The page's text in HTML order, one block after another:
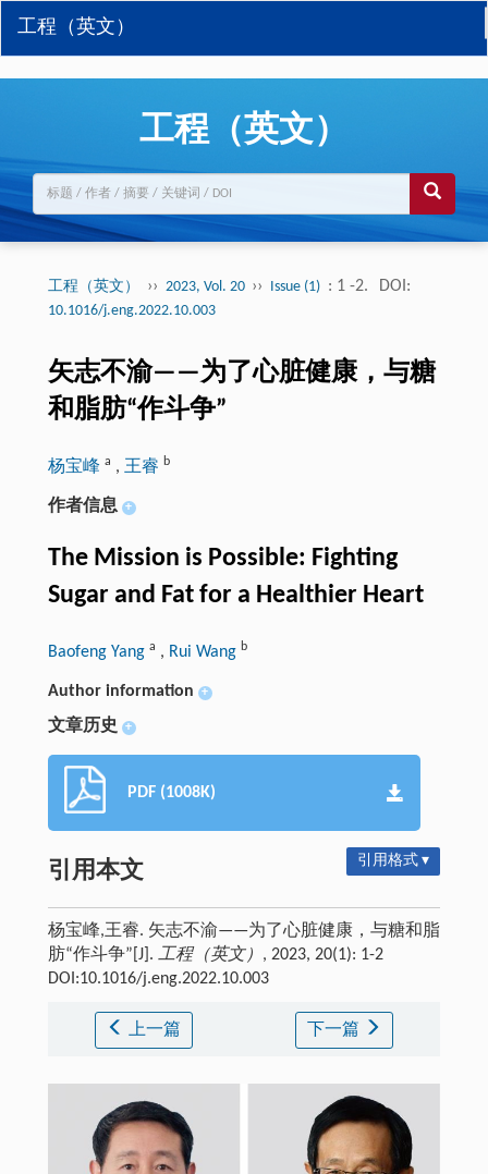
工程（英文）
工程（英文）
工程（英文） ›› 2023, Vol. 20 ›› Issue (1) : 1 -2. DOI:
10.1016/j.eng.2022.10.003
矢志不渝——为了心脏健康，与糖
和脂肪“作斗争”
杨宝峰 a , 王睿 b
作者信息 +
The Mission is Possible: Fighting
Sugar and Fat for a Healthier Heart
Baofeng Yang a , Rui Wang b
Author information +
文章历史 +
PDF (1008K)
引用本文 引用格式 ▾
杨宝峰,王睿. 矢志不渝——为了心脏健康，与糖和脂
肪“作斗争”[J]. 工程（英文） , 2023, 20(1): 1-2
DOI:10.1016/j.eng.2022.10.003
上一篇 下一篇